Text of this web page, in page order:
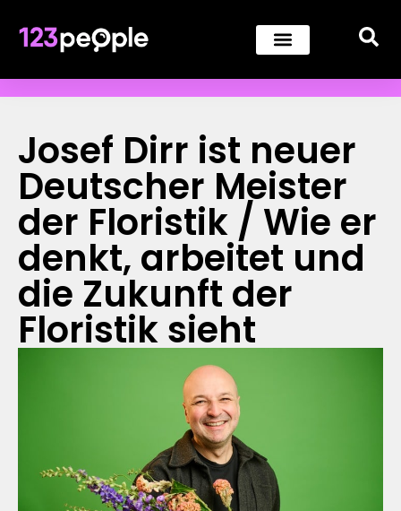
Josef Dirr ist neuer
Deutscher Meister
der Floristik / Wie er
denkt, arbeitet und
die Zukunft der
Floristik sieht